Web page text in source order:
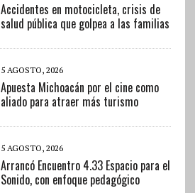
Accidentes en motocicleta, crisis de
salud pública que golpea a las familias
5 AGOSTO, 2026
Apuesta Michoacán por el cine como
aliado para atraer más turismo
5 AGOSTO, 2026
Arrancó Encuentro 4.33 Espacio para el
Sonido, con enfoque pedagógico